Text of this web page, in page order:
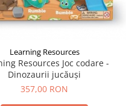
Learning Resources
Resources Joc codare -
Dinozaurii jucăuși
357,00 RON